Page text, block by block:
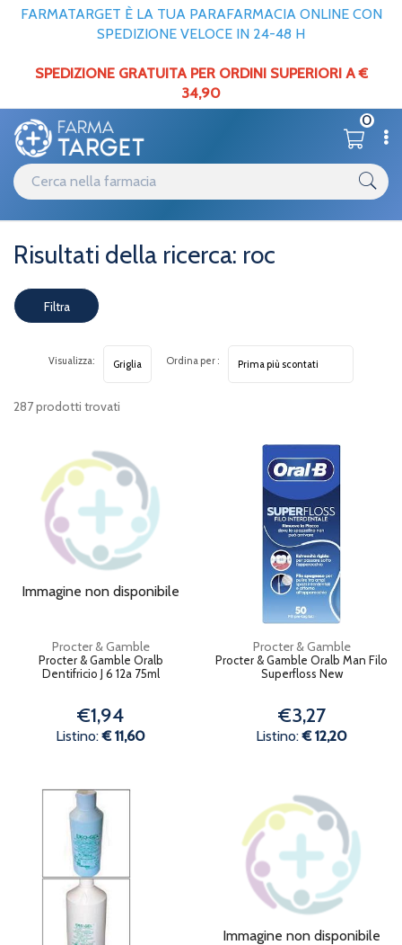
FARMATARGET È LA TUA PARAFARMACIA ONLINE CON
SPEDIZIONE VELOCE IN 24-48 H
SPEDIZIONE GRATUITA PER ORDINI SUPERIORI A €
34,90
0
Home Risultati della ricerca prodotti
Risultati della ricerca: roc
Filtra
287 prodotti trovati
Visualizza: Ordina per :
Immagine non disponibile
Procter & Gamble
Procter & Gamble Oralb
Dentifricio J 6 12a 75ml
€1,94
Listino:€ 11,60
Procter & Gamble
Procter & Gamble Oralb Man Filo
Superfloss New
€3,27
Listino:€ 12,20
Immagine non disponibile